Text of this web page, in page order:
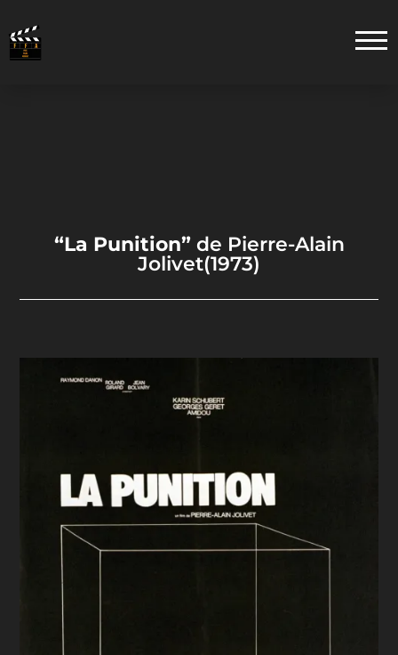
“La Punition”de Pierre-Alain
Jolivet(1973)